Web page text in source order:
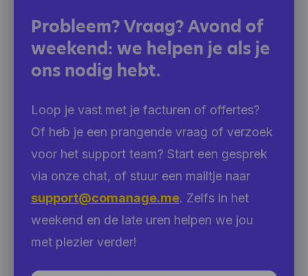
Probleem? Vraag? Avond of
weekend: we helpen je als je
ons nodig hebt.
Loop je vast met je facturen of offertes?
Of heb je een prangende vraag of verzoek
voor het support team? Start een gesprek
via onze chat, of stuur een mailtje naar
support@comanage.me. Zelfs in het
weekend en de late uren helpen we jou
met plezier verder!